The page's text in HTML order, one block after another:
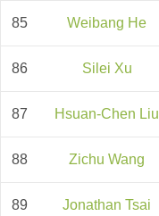
85 Weibang He
86 Silei Xu
87 Hsuan-Chen Liu
88 Zichu Wang
89 Jonathan Tsai